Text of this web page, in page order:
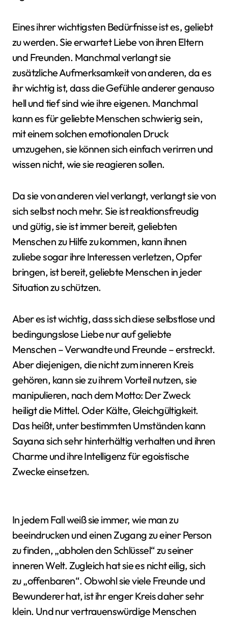
Eines ihrer wichtigsten Bedürfnisse ist es, geliebt
zu werden. Sie erwartet Liebe von ihren Eltern
und Freunden. Manchmal verlangt sie
zusätzliche Aufmerksamkeit von anderen, da es
ihr wichtig ist, dass die Gefühle anderer genauso
hell und tief sind wie ihre eigenen. Manchmal
kann es für geliebte Menschen schwierig sein,
mit einem solchen emotionalen Druck
umzugehen, sie können sich einfach verirren und
wissen nicht, wie sie reagieren sollen.
Da sie von anderen viel verlangt, verlangt sie von
sich selbst noch mehr. Sie ist reaktionsfreudig
und gütig, sie ist immer bereit, geliebten
Menschen zu Hilfe zu kommen, kann ihnen
zuliebe sogar ihre Interessen verletzen, Opfer
bringen, ist bereit, geliebte Menschen in jeder
Situation zu schützen.
Aber es ist wichtig, dass sich diese selbstlose und
bedingungslose Liebe nur auf geliebte
Menschen – Verwandte und Freunde – erstreckt.
Aber diejenigen, die nicht zum inneren Kreis
gehören, kann sie zu ihrem Vorteil nutzen, sie
manipulieren, nach dem Motto: Der Zweck
heiligt die Mittel. Oder Kälte, Gleichgültigkeit.
Das heißt, unter bestimmten Umständen kann
Sayana sich sehr hinterhältig verhalten und ihren
Charme und ihre Intelligenz für egoistische
Zwecke einsetzen.
In jedem Fall weiß sie immer, wie man zu
beeindrucken und einen Zugang zu einer Person
zu finden, „abholen den Schlüssel“ zu seiner
inneren Welt. Zugleich hat sie es nicht eilig, sich
zu „offenbaren“. Obwohl sie viele Freunde und
Bewunderer hat, ist ihr enger Kreis daher sehr
klein. Und nur vertrauenswürdige Menschen